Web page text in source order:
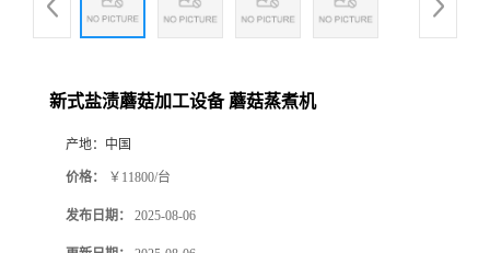
新式盐渍蘑菇加工设备 蘑菇蒸煮机
产地： 中国
价格： ￥11800/台
发布日期： 2025-08-06